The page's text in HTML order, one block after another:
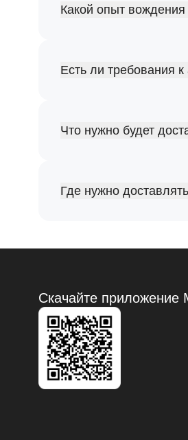
Какой опыт вождения
Есть ли требования
Что нужно будет
Где нужно
Скачайте приложение